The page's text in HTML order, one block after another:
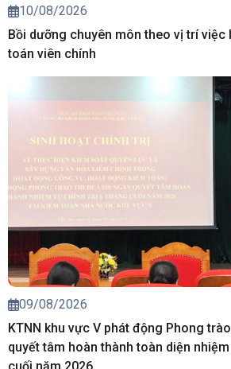
10/08/2026
Bồi dưỡng chuyên môn theo vị trí việc
toán viên chính
09/08/2026
KTNN khu vực V phát động Phong
quyết tâm hoàn thành toàn diện